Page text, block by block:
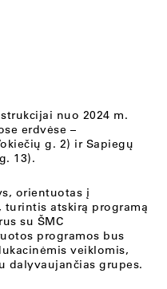
nuo 2024 m.
erdvėse –
g. 2) ir Sapiegų
13).
orientuotas į
atskirą programą
su ŠMC
programos bus
veiklomis,
dalyvaujančias grupes.